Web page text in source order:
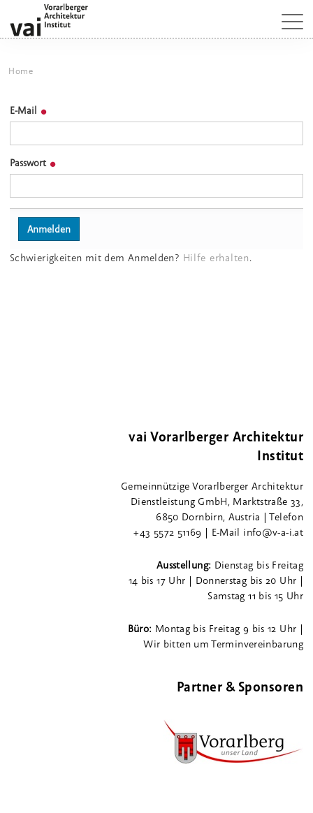
Home
E-Mail
Passwort
Schwierigkeiten mit dem Anmelden? Hilfe erhalten.
vai Vorarlberger Architektur
Institut
Gemeinnützige Vorarlberger Architektur
Dienstleistung GmbH, Marktstraße 33,
6850 Dornbirn, Austria | Telefon
+43 5572 51169 | E-Mail info@v-a-i.at
Ausstellung: Dienstag bis Freitag
14 bis 17 Uhr | Donnerstag bis 20 Uhr |
Samstag 11 bis 15 Uhr
Büro: Montag bis Freitag 9 bis 12 Uhr |
Wir bitten um Terminvereinbarung
Partner & Sponsoren